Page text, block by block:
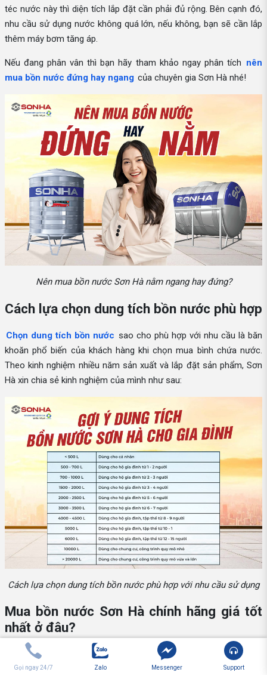
téc nước này thì diện tích lắp đặt cần phải đủ rộng. Bên cạnh đó,
nhu cầu sử dụng nước không quá lớn, nếu không, bạn sẽ cần lắp
thêm máy bơm tăng áp.
Nếu đang phân vân thì bạn hãy tham khảo ngay phân tích nên
mua bồn nước đứng hay ngang của chuyên gia Sơn Hà nhé!
Nên mua bồn nước Sơn Hà nằm ngang hay đứng?
Cách lựa chọn dung tích bồn nước phù hợp
Chọn dung tích bồn nước sao cho phù hợp với nhu cầu là băn
khoăn phổ biến của khách hàng khi chọn mua bình chứa nước.
Theo kinh nghiệm nhiều năm sản xuất và lắp đặt sản phẩm, Sơn
Hà xin chia sẻ kinh nghiệm của mình như sau:
Cách lựa chọn dung tích bồn nước phù hợp với nhu cầu sử dụng
Mua bồn nước Sơn Hà chính hãng giá tốt
nhất ở đâu?
Để nhanh chóng sở hữu những sản phẩm bồn nước chất lượng,
giá tốt, nhanh tay đến với Sơn Hà - địa chỉ mua hàng online uy tín
Gọi ngay 24/7 Zalo Messenger Support